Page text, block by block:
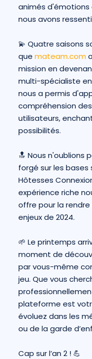
animés d'émotions
nous avons
💫 Quatre saisons
quemateam.com
mission en
multi-spécialiste
nous a permis
compréhension
utilisateurs,
possibilités.
🔝 Nous n'oublions
forgé sur les
Hôtesses
expérience riche
offre pour la
enjeux de 2024.
🌱 Le printemps
moment de
par vous-même
jeu. Que vous
plateforme est
évoluez dans les
ou de la garde
Cap sur l’an 2 ! 💪